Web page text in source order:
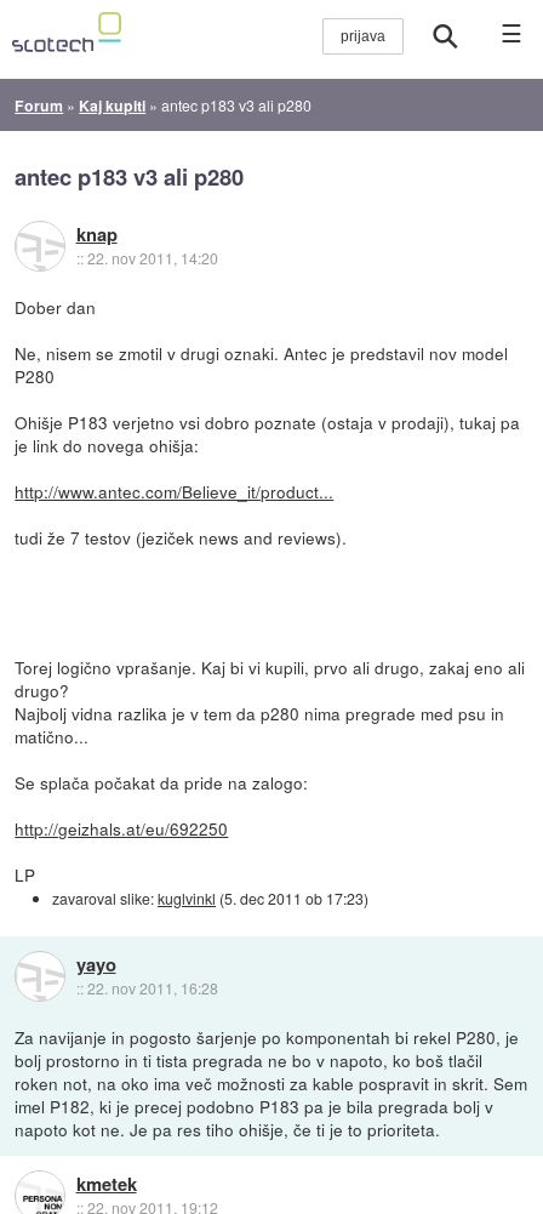
☰
Forum » Kaj kupiti »antec p183 v3 ali p280
antec p183 v3 ali p280
knap
::22. nov 2011, 14:20
Dober dan
Ne, nisem se zmotil v drugi oznaki. Antec je predstavil nov model
P280
Ohišje P183 verjetno vsi dobro poznate (ostaja v prodaji), tukaj pa
je link do novega ohišja:
http://www.antec.com/Believe_it/product...
tudi že 7 testov (jeziček news and reviews).
Torej logično vprašanje. Kaj bi vi kupili, prvo ali drugo, zakaj eno ali
drugo?
Najbolj vidna razlika je v tem da p280 nima pregrade med psu in
matično...
Se splača počakat da pride na zalogo:
http://geizhals.at/eu/692250
LP
zavaroval slike:kuglvinkl (5. dec 2011 ob 17:23)
yayo
::22. nov 2011, 16:28
Za navijanje in pogosto šarjenje po komponentah bi rekel P280, je
bolj prostorno in ti tista pregrada ne bo v napoto, ko boš tlačil
roken not, na oko ima več možnosti za kable pospravit in skrit. Sem
imel P182, ki je precej podobno P183 pa je bila pregrada bolj v
napoto kot ne. Je pa res tiho ohišje, če ti je to prioriteta.
kmetek
::22. nov 2011, 19:12